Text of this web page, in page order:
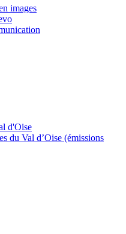
images
d'Oise
du Val d’Oise (émissions